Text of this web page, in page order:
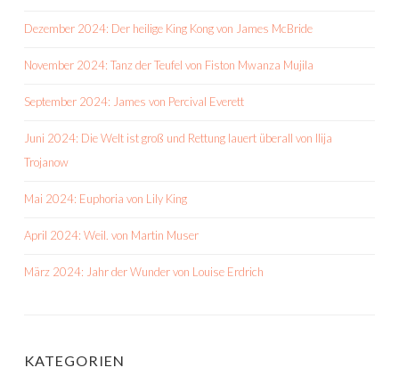
Dezember 2024: Der heilige King Kong von James McBride
November 2024: Tanz der Teufel von Fiston Mwanza Mujila
September 2024: James von Percival Everett
Juni 2024: Die Welt ist groß und Rettung lauert überall von Ilija
Trojanow
Mai 2024: Euphoria von Lily King
April 2024: Weil. von Martin Muser
März 2024: Jahr der Wunder von Louise Erdrich
KATEGORIEN